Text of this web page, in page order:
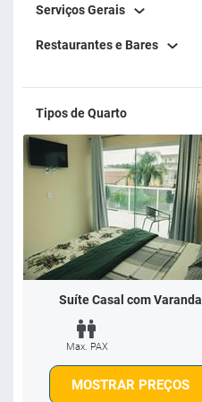
Serviços Gerais
Restaurantes e Bares
Tipos de Quarto
Suíte Casal com Varanda
Max. PAX
MOSTRAR PREÇOS